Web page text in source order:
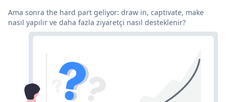
Ama sonra the hard part geliyor: draw in, captivate, make
nasıl yapılır ve daha fazla ziyaretçi nasıl desteklenir?